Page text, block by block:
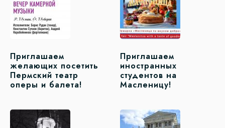
Приглашаем
желающих посетить
Пермский театр
оперы и балета!
Приглашаем
иностранных
студентов на
Масленицу!